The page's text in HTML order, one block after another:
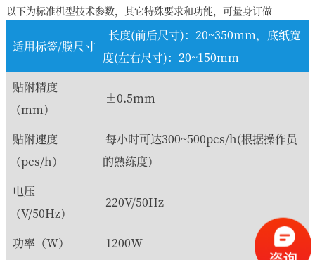
以下为标准机型技术参数，其它特殊要求和功能，可量身订做
适用标签/膜尺寸
长度(前后尺寸)：20~350mm，底纸宽
度(左右尺寸)：20~150mm
贴附精度
（mm）
±0.5mm
贴附速度
（pcs/h）
每小时可达300~500pcs/h(根据操作员
的熟练度）
电压
（V/50Hz）
220V/50Hz
功率（W）
1200W